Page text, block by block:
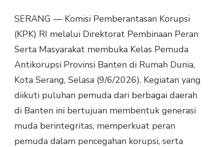
JADI
INTEGRITAS
LEWAT
ANTIKORUPSI
SERANG — Komisi Pemberantasan Korupsi
(KPK) RI melalui Direktorat Pembinaan Peran
Serta Masyarakat membuka Kelas Pemuda
Antikorupsi Provinsi Banten di Rumah Dunia,
Kota Serang, Selasa (9/6/2026). Kegiatan yang
diikuti puluhan pemuda dari berbagai daerah
di Banten ini bertujuan membentuk generasi
muda berintegritas, memperkuat peran
pemuda dalam pencegahan korupsi, serta